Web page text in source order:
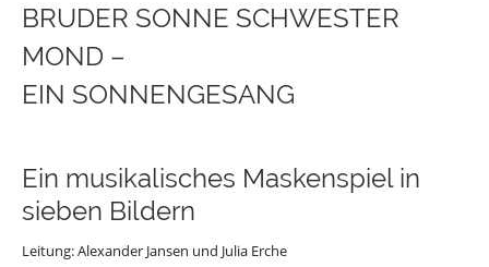
BRUDER SONNE SCHWESTER
MOND –
EIN SONNENGESANG
Ein musikalisches Maskenspiel in
sieben Bildern
Leitung: Alexander Jansen und Julia Erche